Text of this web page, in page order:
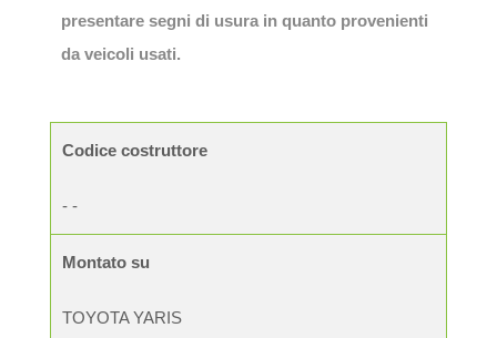
presentare segni di usura in quanto provenienti
da veicoli usati.
Codice costruttore
- -
Montato su
TOYOTA YARIS